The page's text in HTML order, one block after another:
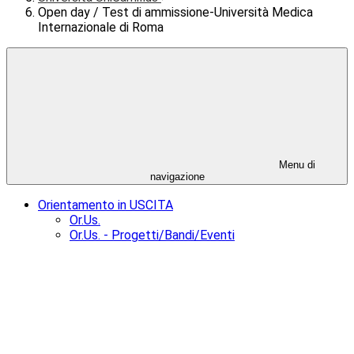
Open day / Test di ammissione-Università Medica
Internazionale di Roma
Menu di
navigazione
Orientamento in USCITA
Or.Us.
Or.Us. - Progetti/Bandi/Eventi